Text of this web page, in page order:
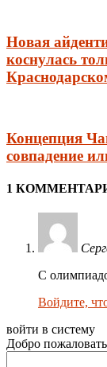
Новая
коснулась
Концепция
совпадение
1
С
Войдите,
войти в систему
Добро